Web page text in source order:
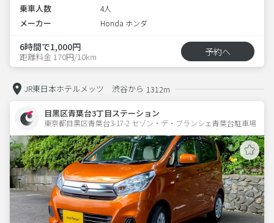
乗車人数 4人
メーカー Honda ホンダ
6時間で1,000円
距離料金 170円/10km 予約へ
JR東日本ホテルメッツ 渋谷から 1312m
目黒区青葉台3丁目ステーション
東京都目黒区青葉台3-17-2 セゾン・デ・ブランシェ青葉台駐車場